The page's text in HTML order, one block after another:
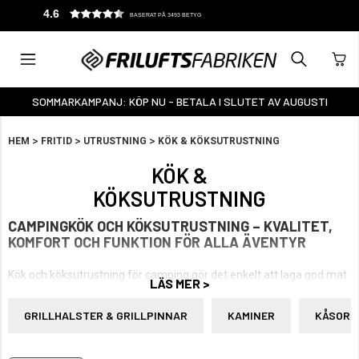
4.6 BASERAT PÅ 3493 BETYG
SOMMARKAMPANJ: KÖP NU - BETALA I SLUTET AV AUGUSTI
HEM > FRITID > UTRUSTNING > KÖK & KÖKSUTRUSTNING
KÖK &
KÖKSUTRUSTNING
CAMPINGKÖK OCH KÖKSUTRUSTNING – KVALITET,
KOMFORT OCH FUNKTION FÖR ALLA ÄVENTYR
Kök och köksutrustning för camping gör det enkelt att laga god mat
ute i naturen. Med rätt utrustning kan du njuta av allt från enkel
friluftsmat till fullständiga måltider även långt från köket hemma.
LÄS MER >
GRILLHALSTER & GRILLPINNAR KAMINER KÅSOR